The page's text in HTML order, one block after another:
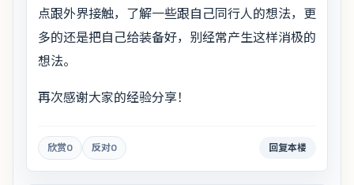
点跟外界接触，了解一些跟自己同行人的想法，更
多的还是把自己给装备好，别经常产生这样消极的
想法。
再次感谢大家的经验分享！
欣赏0 反对0 回复本楼